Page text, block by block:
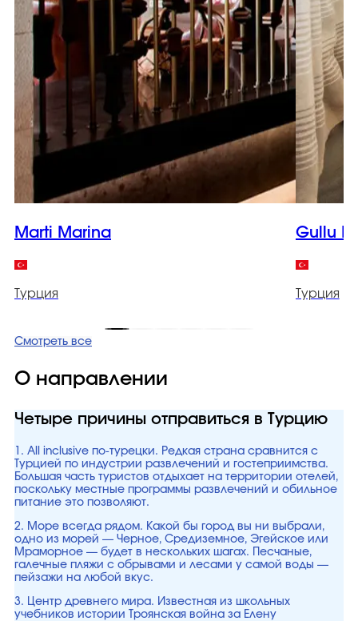
Marti Marina
Турция
Gullu
Турция
Смотреть все
О направлении
Четыре причины отправиться в Турцию
1. All inclusive по-турецки. Редкая страна сравнится с
Турцией по индустрии развлечений и гостеприимства.
Большая часть туристов отдыхает на территории отелей,
поскольку местные программы развлечений и обильное
питание это позволяют.
2. Море всегда рядом. Какой бы город вы ни выбрали,
одно из морей — Черное, Средиземное, Эгейское или
Мраморное — будет в нескольких шагах. Песчаные,
галечные пляжи с обрывами и лесами у самой воды —
пейзажи на любой вкус.
3. Центр древнего мира. Известная из школьных
учебников истории Троянская война за Елену